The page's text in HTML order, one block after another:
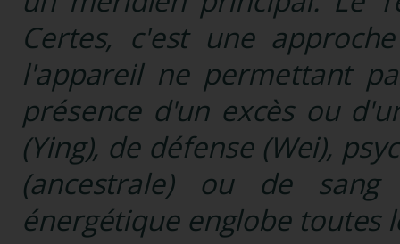
Certes, c'est une
l'appareil ne permettant
présence d'un excès ou
(Ying), de défense (Wei),
(ancestrale) ou de sang
énergétique englobe toutes